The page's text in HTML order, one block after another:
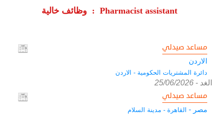
وظائف خالية : Pharmacist assistant
مساعد صيدلي
الاردن
دائرة المشتريات الحكومية - الاردن
الغد -
25/06/2026
مساعد صيدلي
مصر - القاهرة - مدينة السلام